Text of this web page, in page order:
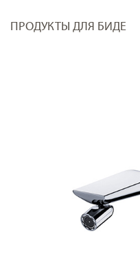
ПРОДУКТЫ ДЛЯ БИДЕ